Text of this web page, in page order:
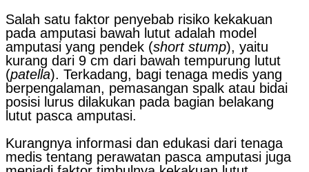
Salah satu faktor penyebab risiko kekakuan
pada amputasi bawah lutut adalah model
amputasi yang pendek (short stump), yaitu
kurang dari 9 cm dari bawah tempurung lutut
(patella). Terkadang, bagi tenaga medis yang
berpengalaman, pemasangan spalk atau bidai
posisi lurus dilakukan pada bagian belakang
lutut pasca amputasi.
Kurangnya informasi dan edukasi dari tenaga
medis tentang perawatan pasca amputasi juga